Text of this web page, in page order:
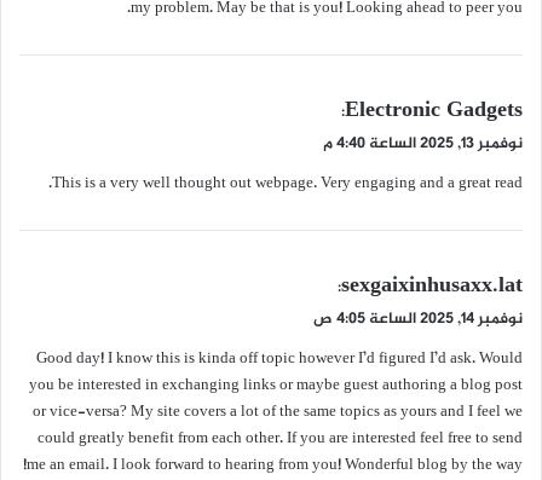
my problem. May be that is you! Looking ahead to peer you.
ي
ق
ل
Electronic Gadgets
:
نوفمبر 13, 2025 الساعة 4:40 م
This is a very well thought out webpage. Very engaging and a great read.
ي
ق
ل
sexgaixinhusaxx.lat
:
نوفمبر 14, 2025 الساعة 4:05 ص
Good day! I know this is kinda off topic however I’d figured I’d ask. Would
you be interested in exchanging links or maybe guest authoring a blog post
or vice-versa? My site covers a lot of the same topics as yours and I feel we
could greatly benefit from each other. If you are interested feel free to send
me an email. I look forward to hearing from you! Wonderful blog by the way!